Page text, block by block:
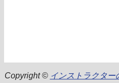
Copyright © インストラクター